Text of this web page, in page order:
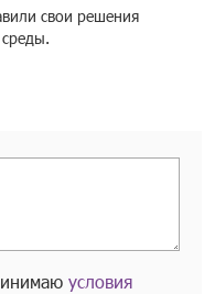
свои решения
условия